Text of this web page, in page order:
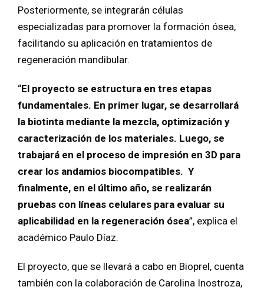
Posteriormente, se integrarán células
especializadas para promover la formación ósea,
facilitando su aplicación en tratamientos de
regeneración mandibular.
“El proyecto se estructura en tres etapas
fundamentales. En primer lugar, se desarrollará
la biotinta mediante la mezcla, optimización y
caracterización de los materiales. Luego, se
trabajará en el proceso de impresión en 3D para
crear los andamios biocompatibles. Y
finalmente, en el último año, se realizarán
pruebas con líneas celulares para evaluar su
aplicabilidad en la regeneración ósea”, explica el
académico Paulo Díaz.
El proyecto, que se llevará a cabo en Bioprel, cuenta
también con la colaboración de Carolina Inostroza,